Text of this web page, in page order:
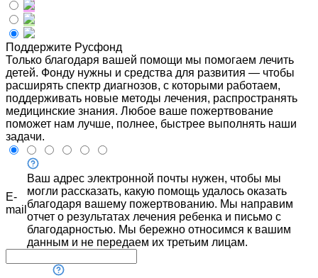
Поддержите Русфонд
Только благодаря вашей помощи мы помогаем лечить
детей. Фонду нужны и средства для развития — чтобы
расширять спектр диагнозов, с которыми работаем,
поддерживать новые методы лечения, распространять
медицинские знания. Любое ваше пожертвование
поможет нам лучше, полнее, быстрее выполнять наши
задачи.
E-
mail
Ваш адрес электронной почты нужен, чтобы мы
могли рассказать, какую помощь удалось оказать
благодаря вашему пожертвованию. Мы направим
отчет о результатах лечения ребенка и письмо с
благодарностью. Мы бережно относимся к вашим
данным и не передаем их третьим лицам.